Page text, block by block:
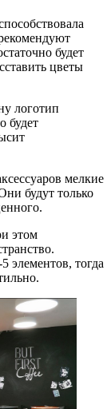
будет
цветы
логотип
будет
мелкие
будут только
этом
элементов, тогда